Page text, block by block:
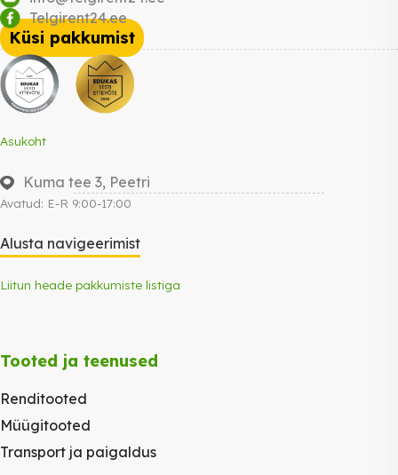
Telgirent24.ee
Küsi pakkumist
Asukoht
Kuma tee 3, Peetri
Avatud: E-R 9:00-17:00
Alusta navigeerimist
Liitun heade pakkumiste listiga
Tooted ja teenused
Renditooted
Müügitooted
Transport ja paigaldus